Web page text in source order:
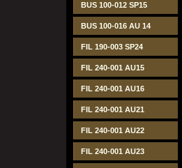
BUS 100-012 SP15
BUS 100-016 AU 14
FIL 190-003 SP24
FIL 240-001 AU15
FIL 240-001 AU16
FIL 240-001 AU21
FIL 240-001 AU22
FIL 240-001 AU23